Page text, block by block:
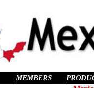
MEMBERS